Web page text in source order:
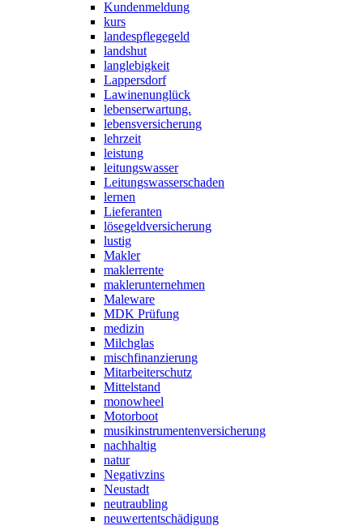
Kundenmeldung
kurs
landespflegegeld
landshut
langlebigkeit
Lappersdorf
Lawinenunglück
lebenserwartung.
lebensversicherung
lehrzeit
leistung
leitungswasser
Leitungswasserschaden
lernen
Lieferanten
lösegeldversicherung
lustig
Makler
maklerrente
maklerunternehmen
Maleware
MDK Prüfung
medizin
Milchglas
mischfinanzierung
Mitarbeiterschutz
Mittelstand
monowheel
Motorboot
musikinstrumentenversicherung
nachhaltig
natur
Negativzins
Neustadt
neutraubling
neuwertentschädigung